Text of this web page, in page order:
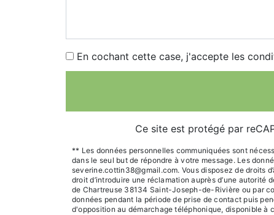
En cochant cette case, j'accepte les
Ce site est protégé par
** Les données personnelles communiquées sont
dans le seul but de répondre à votre message. Les
severine.cottin38@gmail.com. Vous disposez de droits
droit d’introduire une réclamation auprès d’une
de Chartreuse 38134 Saint-Joseph-de-Rivière ou par
données pendant la période de prise de contact puis
d'opposition au démarchage téléphonique, disponible à